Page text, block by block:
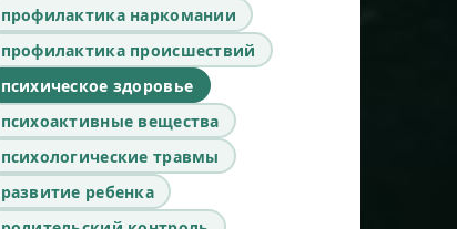
профилактика наркомании
профилактика происшествий
психическое здоровье
психоактивные вещества
психологические травмы
развитие ребенка